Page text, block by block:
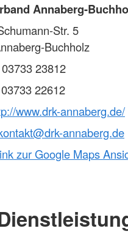
Annaberg-
Str. 5
Buchholz
03733 23812
03733 22612
www.drk-annaberg.de/
annaberg.de
zur Google Maps